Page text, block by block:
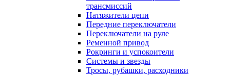
трансмиссий
Натяжители цепи
Передние переключатели
Переключатели на руле
Ременной привод
Рокринги и успокоители
Системы и звезды
Тросы, рубашки, расходники